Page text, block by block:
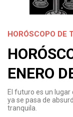
HORÓSCOPO DE
ENERO
El futuro es un
ya se pasa de
tranquila.